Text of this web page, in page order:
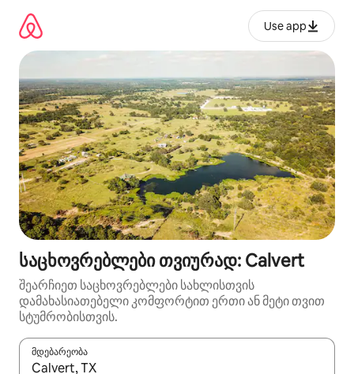
გადასვლა
Use app
საცხოვრებლები თვიურად: Calvert
შეარჩიეთ საცხოვრებლები სახლისთვის
დამახასიათებელი კომფორტით ერთი ან მეტი თვით
სტუმრობისთვის.
მდებარეობა
როცა შედეგები ხელმისაწვდომი გახდება, ნავიგაციისთვის